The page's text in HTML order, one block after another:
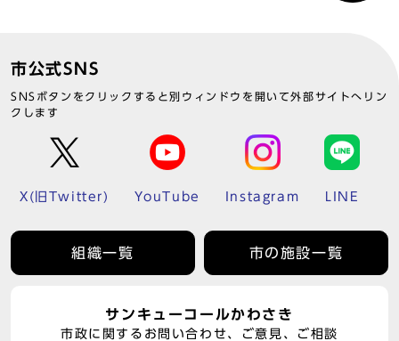
市公式SNS
SNSボタンをクリックすると別ウィンドウを開いて外部サイトへリン
クします
X(旧Twitter) YouTube Instagram LINE
組織一覧 市の施設一覧
サンキューコールかわさき
市政に関するお問い合わせ、ご意見、ご相談